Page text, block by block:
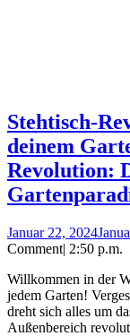
Stehtisch-
deinem
Revolution:
Januar 22, 2024
Comment| 2:50 p.m.
Willkommen in der
jedem Garten!
dreht sich alles um
Außenbereich